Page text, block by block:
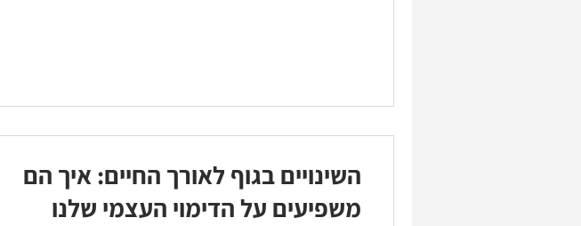
השינויים בגוף לאורך החיים: איך הם
משפיעים על הדימוי העצמי שלנו